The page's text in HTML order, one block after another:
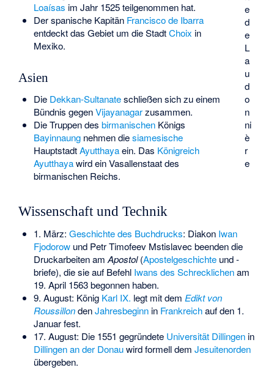
e
d
e
L
a
u
d
o
n
ni
è
r
e
Loaísas im Jahr 1525 teilgenommen hat.
Der spanische Kapitän Francisco de Ibarra
entdeckt das Gebiet um die StadtChoix in
Mexiko.
Asien
Die Dekkan-Sultanateschließen sich zu einem
Bündnis gegenVijayanagarzusammen.
Die Truppen des birmanischenKönigs
Bayinnaungnehmen diesiamesische
HauptstadtAyutthayaein. Das Königreich
Ayutthayawird ein Vasallenstaat des
birmanischen Reichs.
Wissenschaft und Technik
1. März: Geschichte des Buchdrucks: Diakon Iwan
Fjodorowund Petr Timofeev Mstislavecbeenden die
Druckarbeitenam Apostol(Apostelgeschichteund -
briefe), die sie auf Befehl Iwans des Schrecklichenam
19. April 1563 begonnen haben.
9. August: König Karl IX. legt mit dem Edikt von
RoussillondenJahresbeginnin Frankreichauf den 1.
Januar fest.
17. August: Die 1551 gegründete Universität Dillingenin
Dillingen an der Donauwird formell dem Jesuitenorden
übergeben.